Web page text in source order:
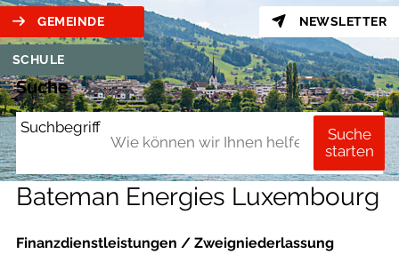
GEMEINDE
SCHULE
NEWSLETTER
Suche
Suchbegriff
Suche
starten
Bateman Energies Luxembourg
Finanzdienstleistungen / Zweigniederlassung